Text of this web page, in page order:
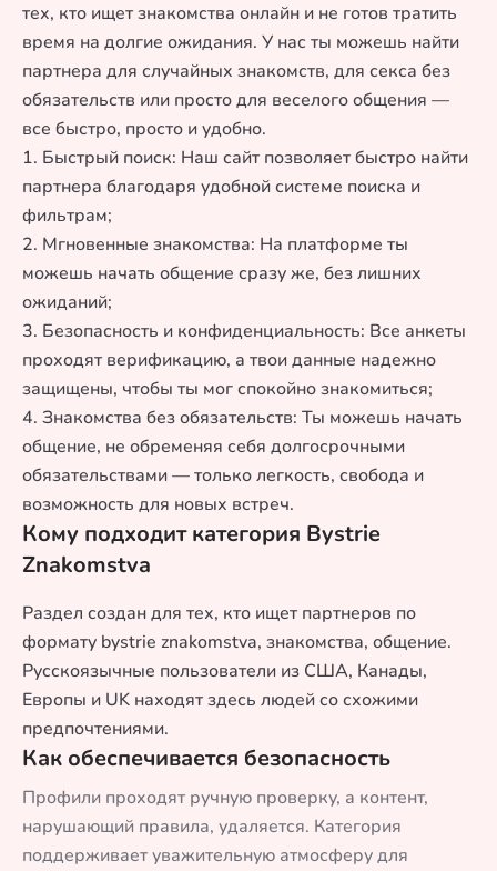
тех, кто ищет знакомства онлайн и не готов тратить
время на долгие ожидания. У нас ты можешь найти
партнера для случайных знакомств, для секса без
обязательств или просто для веселого общения —
все быстро, просто и удобно.
1. Быстрый поиск: Наш сайт позволяет быстро найти
партнера благодаря удобной системе поиска и
фильтрам;
2. Мгновенные знакомства: На платформе ты
можешь начать общение сразу же, без лишних
ожиданий;
3. Безопасность и конфиденциальность: Все анкеты
проходят верификацию, а твои данные надежно
защищены, чтобы ты мог спокойно знакомиться;
4. Знакомства без обязательств: Ты можешь начать
общение, не обременяя себя долгосрочными
обязательствами — только легкость, свобода и
возможность для новых встреч.
Кому подходит категория Bystrie
Znakomstva
Раздел создан для тех, кто ищет партнеров по
формату bystrie znakomstva, знакомства, общение.
Русскоязычные пользователи из США, Канады,
Европы и UK находят здесь людей со схожими
предпочтениями.
Как обеспечивается безопасность
Профили проходят ручную проверку, а контент,
нарушающий правила, удаляется. Категория
поддерживает уважительную атмосферу для